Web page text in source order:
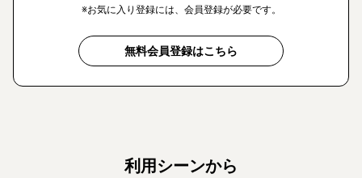
※お気に入り登録には、会員登録が必要です。
無料会員登録はこちら
利用シーンから